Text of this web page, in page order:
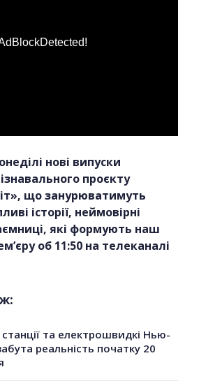
нові випуски
проєкту
що занурюватимуть
історії, неймовірні
які формують наш
об 11:50 на телеканалі
станції та електрошвидкі Нью-
реальність початку 20